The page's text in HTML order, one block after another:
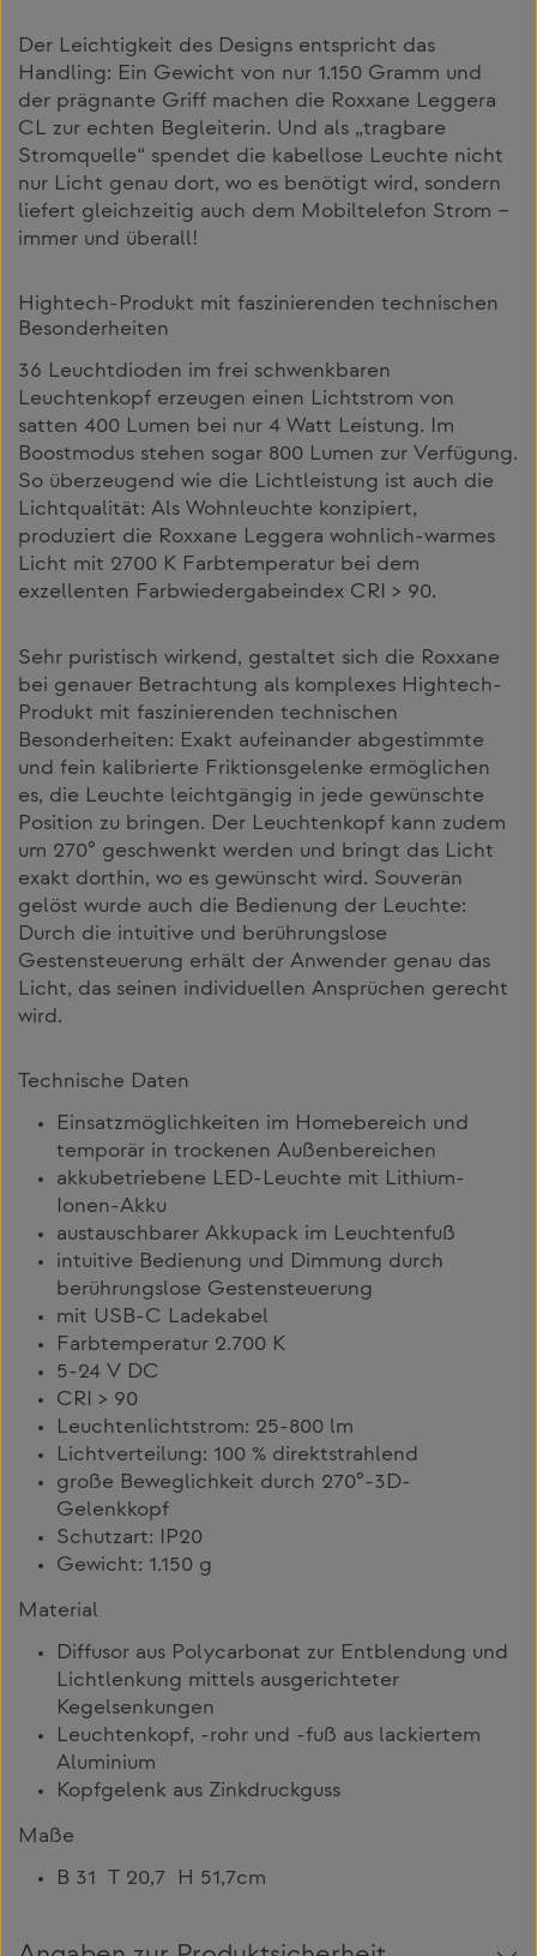
Der Leichtigkeit des Designs entspricht das
Handling: Ein Gewicht von nur 1.150 Gramm und
der prägnante Griff machen die Roxxane Leggera
CL zur echten Begleiterin. Und als „tragbare
Stromquelle“ spendet die kabellose Leuchte nicht
nur Licht genau dort, wo es benötigt wird, sondern
liefert gleichzeitig auch dem Mobiltelefon Strom –
immer und überall!
Hightech-Produkt mit faszinierenden technischen
Besonderheiten
36 Leuchtdioden im frei schwenkbaren
Leuchtenkopf erzeugen einen Lichtstrom von
satten 400 Lumen bei nur 4 Watt Leistung. Im
Boostmodus stehen sogar 800 Lumen zur Verfügung.
So überzeugend wie die Lichtleistung ist auch die
Lichtqualität: Als Wohnleuchte konzipiert,
produziert die Roxxane Leggera wohnlich-warmes
Licht mit 2700 K Farbtemperatur bei dem
exzellenten Farbwiedergabeindex CRI > 90.
Sehr puristisch wirkend, gestaltet sich die Roxxane
bei genauer Betrachtung als komplexes Hightech-
Produkt mit faszinierenden technischen
Besonderheiten: Exakt aufeinander abgestimmte
und fein kalibrierte Friktionsgelenke ermöglichen
es, die Leuchte leichtgängig in jede gewünschte
Position zu bringen. Der Leuchtenkopf kann zudem
um 270° geschwenkt werden und bringt das Licht
exakt dorthin, wo es gewünscht wird. Souverän
gelöst wurde auch die Bedienung der Leuchte:
Durch die intuitive und berührungslose
Gestensteuerung erhält der Anwender genau das
Licht, das seinen individuellen Ansprüchen gerecht
wird.
Technische Daten
Einsatzmöglichkeiten im Homebereich und
temporär in trockenen Außenbereichen
akkubetriebene LED-Leuchte mit Lithium-
Ionen-Akku
austauschbarer Akkupack im Leuchtenfuß
intuitive Bedienung und Dimmung durch
berührungslose Gestensteuerung
mit USB-C Ladekabel
Farbtemperatur 2.700 K
5-24 V DC
CRI > 90
Leuchtenlichtstrom: 25-800 lm
Lichtverteilung: 100 % direktstrahlend
große Beweglichkeit durch 270°-3D-
Gelenkkopf
Schutzart: IP20
Gewicht: 1.150 g
Material
Diffusor aus Polycarbonat zur Entblendung und
Lichtlenkung mittels ausgerichteter
Kegelsenkungen
Leuchtenkopf, -rohr und -fuß aus lackiertem
Aluminium
Kopfgelenk aus Zinkdruckguss
Maße
B 31 T 20,7 H 51,7cm